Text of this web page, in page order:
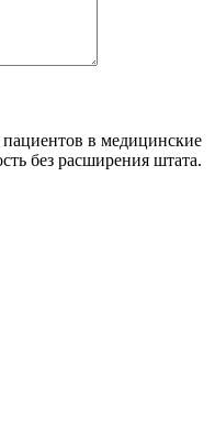
в медицинские
без расширения штата.